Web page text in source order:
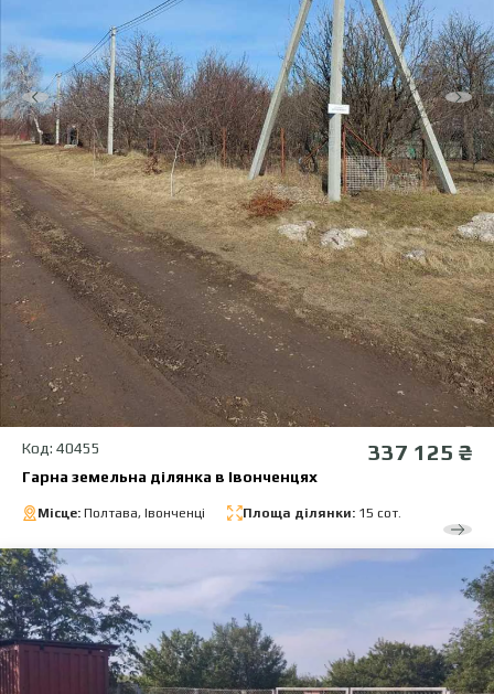
Код: 40455 337 125 ₴
Гарна земельна ділянка в Івонченцях
Місце: Полтава, Івонченці Площа ділянки: 15 сот.